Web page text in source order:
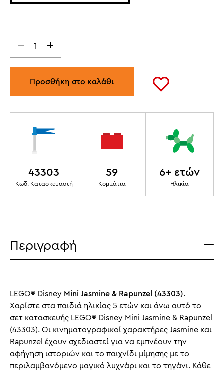
Προσθήκη στο καλάθι
43303
Κωδ. Κατασκευαστή
59
Κομμάτια
6+ ετών
Ηλικία
Περιγραφή
LEGO® Disney Mini Jasmine & Rapunzel (43303).
Χαρίστε στα παιδιά ηλικίας 5 ετών και άνω αυτό το
σετ κατασκευής LEGO® Disney Mini Jasmine & Rapunzel
(43303). Οι κινηματογραφικοί χαρακτήρες Jasmine και
Rapunzel έχουν σχεδιαστεί για να εμπνέουν την
αφήγηση ιστοριών και το παιχνίδι μίμησης με το
περιλαμβανόμενο μαγικό λυχνάρι και το τηγάνι. Κάθε